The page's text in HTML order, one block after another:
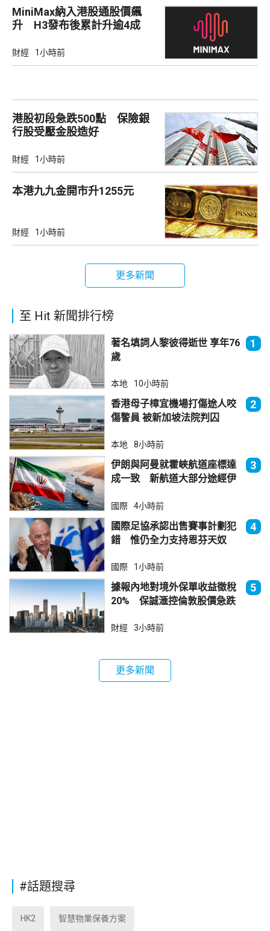
MiniMax納入港股通股價飆
升 H3發布後累計升逾4成
財經 1小時前
港股初段急跌500點 保險銀
行股受壓金股造好
財經 1小時前
本港九九金開市升1255元
財經 1小時前
更多新聞
至 Hit 新聞排行榜
著名填詞人黎彼得逝世 享年76
歲
1
本地 10小時前
香港母子樟宜機場打傷途人咬
傷警員 被新加坡法院判囚
2
本地 8小時前
伊朗與阿曼就霍峽航道座標達
成一致 新航道大部分途經伊
3
國際 4小時前
國際足協承認出售賽事計劃犯
錯 惟仍全力支持恩芬天奴
4
國際 1小時前
據報內地對境外保單收益徵稅
20% 保誠滙控倫敦股價急跌
5
財經 3小時前
更多新聞
#話題搜尋
HK2 智慧物業保養方案